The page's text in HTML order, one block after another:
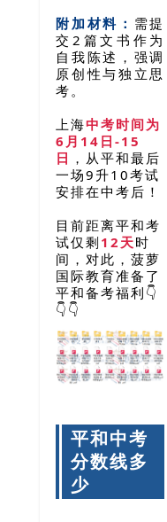
附加材料： 需提
交2篇文书作为
自我陈述，强调
原创性与独立思
考。
上海中考时间为
6月14日-15
日 ， 从平和最后
一场9升10考试
安排在中考后！
目前距离平和考
试仅剩 12天时
间 ，对此，菠萝
国际教育准备了
平和备考福利👇
👇👇
平和中考
分数线多
少